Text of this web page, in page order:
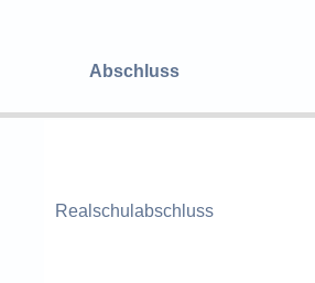
Abschluss
Realschulabschluss